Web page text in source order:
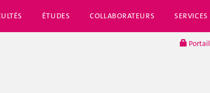
ÉTUDES COLLABORATEURS SERVICES
Portail